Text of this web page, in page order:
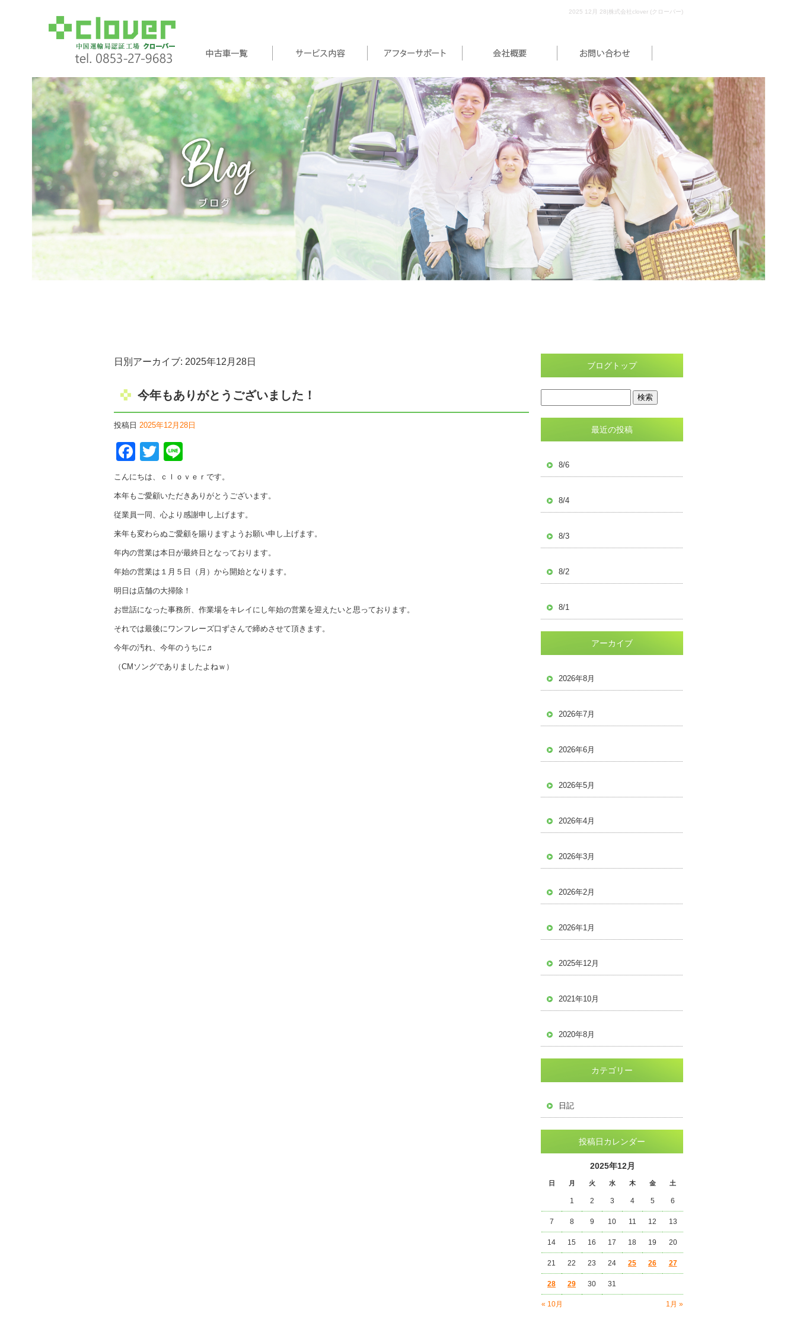
2025 12月 28|株式会社clover (クローバー)
日別アーカイブ: 2025年12月28日
今年もありがとうございました！
投稿日 2025年12月28日
Facebook
Twitter
こんにちは、ｃｌｏｖｅｒです。
本年もご愛顧いただきありがとうございます。
従業員一同、心より感謝申し上げます。
来年も変わらぬご愛顧を賜りますようお願い申し上げます。
年内の営業は本日が最終日となっております。
年始の営業は１月５日（月）から開始となります。
明日は店舗の大掃除！
お世話になった事務所、作業場をキレイにし年始の営業を迎えたいと思っております。
それでは最後にワンフレーズ口ずさんで締めさせて頂きます。
今年の汚れ、今年のうちに♬
（CMソングでありましたよねｗ）
ブログトップ
最近の投稿
8/6
8/4
8/3
8/2
8/1
アーカイブ
2026年8月
2026年7月
2026年6月
2026年5月
2026年4月
2026年3月
2026年2月
2026年1月
2025年12月
2021年10月
2020年8月
カテゴリー
日記
投稿日カレンダー
2025年12月
日 月 火 水 木 金 土
« 10月 1月 »
1 2 3 4 5 6
7 8 9 10 11 12 13
14 15 16 17 18 19 20
21 22 23 24 25 26 27
28 29 30 31